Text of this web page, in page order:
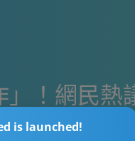
is launched!
！網民熱